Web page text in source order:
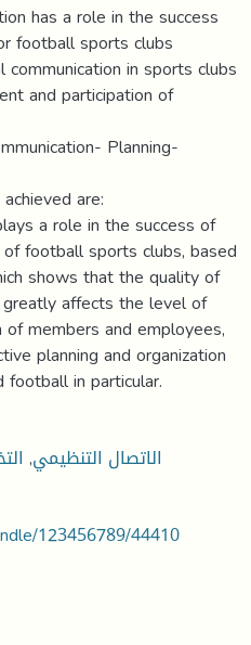
has a role in the success
football sports clubs
in sports clubs
and participation of
Planning-
are:
a role in the success of
football sports clubs, based
shows that the quality of
greatly affects the level of
members and employees,
planning and organization
in particular.
الاتصال التنظيمي,
123456789/44410